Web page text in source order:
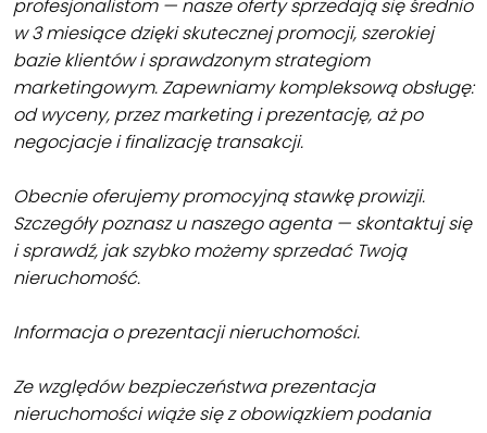
profesjonalistom — nasze oferty sprzedają się średnio
w 3 miesiące dzięki skutecznej promocji, szerokiej
bazie klientów i sprawdzonym strategiom
marketingowym. Zapewniamy kompleksową obsługę:
od wyceny, przez marketing i prezentację, aż po
negocjacje i finalizację transakcji.
Obecnie oferujemy promocyjną stawkę prowizji.
Szczegóły poznasz u naszego agenta — skontaktuj się
i sprawdź, jak szybko możemy sprzedać Twoją
nieruchomość.
Informacja o prezentacji nieruchomości.
Ze względów bezpieczeństwa prezentacja
nieruchomości wiąże się z obowiązkiem podania